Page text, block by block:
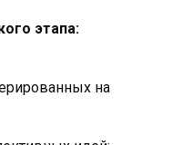
этапа:
на